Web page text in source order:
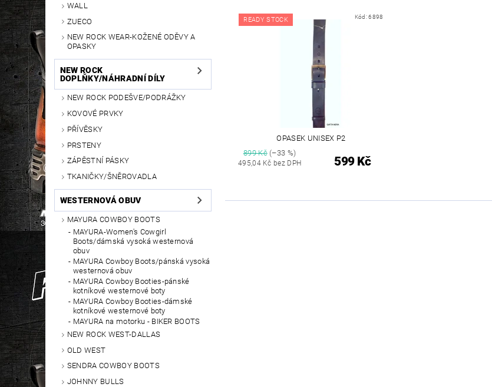
WALL
ZUECO
NEW ROCK WEAR-KOŽENÉ ODĚVY A
OPASKY
NEW ROCK
DOPLŇKY/NÁHRADNÍ DÍLY
NEW ROCK PODEŠVE/PODRÁŽKY
KOVOVÉ PRVKY
PŘÍVĚSKY
PRSTENY
ZÁPĚSTNÍ PÁSKY
TKANIČKY/ŠNĚROVADLA
WESTERNOVÁ OBUV
MAYURA COWBOY BOOTS
MAYURA-Women's Cowgirl
Boots/dámská vysoká westernová
obuv
MAYURA Cowboy Boots/pánská vysoká
westernová obuv
MAYURA Cowboy Booties-pánské
kotníkové westernové boty
MAYURA Cowboy Booties-dámské
kotníkové westernové boty
MAYURA na motorku - BIKER BOOTS
NEW ROCK WEST-DALLAS
OLD WEST
SENDRA COWBOY BOOTS
JOHNNY BULLS
READY STOCK Kód:6898
OPASEK UNISEX P2
899 Kč(–33 %)
495,04 Kč bez DPH 599 Kč